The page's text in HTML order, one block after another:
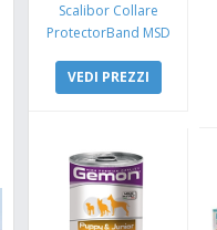
Scalibor Collare
ProtectorBand MSD
VEDI PREZZI